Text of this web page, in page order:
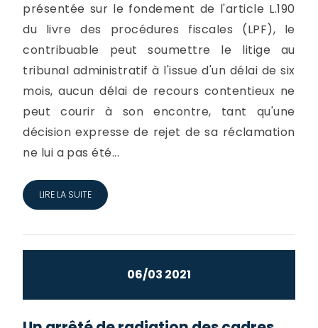
présentée sur le fondement de l'article L.190
du livre des procédures fiscales (LPF), le
contribuable peut soumettre le litige au
tribunal administratif à l'issue d'un délai de six
mois, aucun délai de recours contentieux ne
peut courir à son encontre, tant qu'une
décision expresse de rejet de sa réclamation
ne lui a pas été...
LIRE LA SUITE
06/03 2021